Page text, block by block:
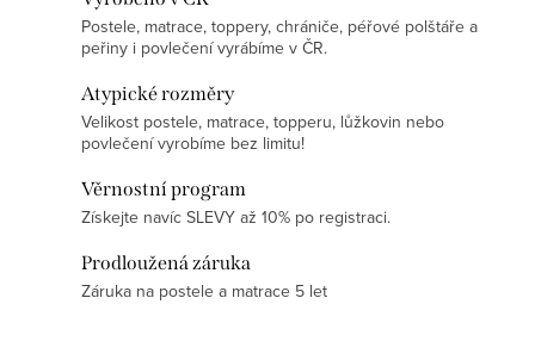
Postele, matrace, toppery, chrániče, péřové polštáře a
peřiny i povlečení vyrábíme v ČR.
Atypické rozměry
Velikost postele, matrace, topperu, lůžkovin nebo
povlečení vyrobíme bez limitu!
Věrnostní program
Získejte navíc SLEVY až 10% po registraci.
Prodloužená záruka
Záruka na postele a matrace 5 let